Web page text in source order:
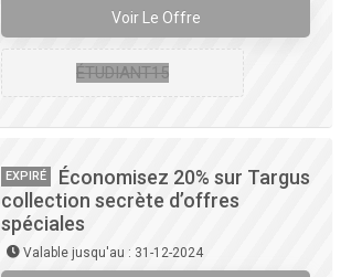
Voir Le Offre
ÉTUDIANT15
EXPIRÉ
Économisez 20% sur Targus
collection secrète d’offres
spéciales
Valable jusqu'au : 31-12-2024